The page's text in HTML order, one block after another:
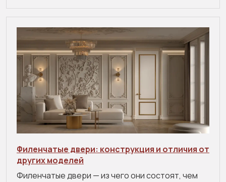
Филенчатые двери: конструкция и отличия от
других моделей
Филенчатые двери — из чего они состоят, чем